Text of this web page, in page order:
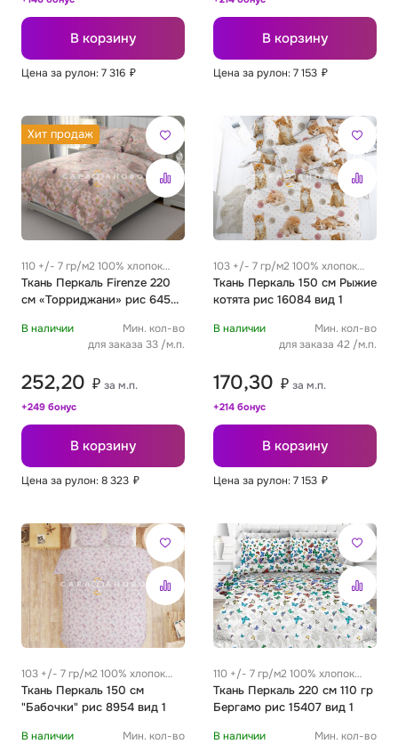
В корзину
Цена за рулон: 7 316 ₽
В корзину
Цена за рулон: 7 153 ₽
Хит продаж
110 +/- 7 гр/м2 100% хлопок
0.25 м
Ткань Перкаль Firenze 220
см «Торриджани» рис 6458
В наличии
Мин. кол-во
для заказа 33 /м.п.
252,20 ₽ за м.п.
+249 бонус
В корзину
Цена за рулон: 8 323 ₽
103 +/- 7 гр/м2 100% хлопок
0.25 м
Ткань Перкаль 150 см Рыжие
котята рис 16084 вид 1
В наличии
Мин. кол-во
для заказа 42 /м.п.
170,30 ₽ за м.п.
+214 бонус
В корзину
Цена за рулон: 7 153 ₽
103 +/- 7 гр/м2 100% хлопок
0.25 м
Ткань Перкаль 150 см
"Бабочки" рис 8954 вид 1
В наличии
Мин. кол-во
110 +/- 7 гр/м2 100% хлопок
0.25 м
Ткань Перкаль 220 см 110 гр
Бергамо рис 15407 вид 1
В наличии
Мин. кол-во